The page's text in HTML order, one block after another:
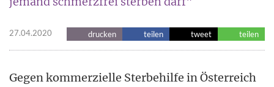
27.04.2020 drucken teilen tweet teilen
Gegen kommerzielle Sterbehilfe in Österreich